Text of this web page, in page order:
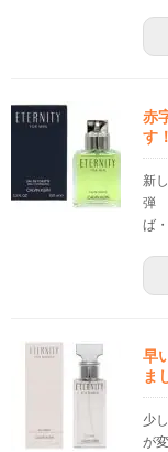
赤
す！
新
弾
ば
早
ま
少
が